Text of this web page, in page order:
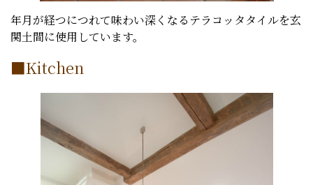
年月が経つにつれて味わい深くなるテラコッタタイルを玄
関土間に使用しています。
■Kitchen